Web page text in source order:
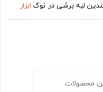
لبه برشی در نوک ابزار
محصولات